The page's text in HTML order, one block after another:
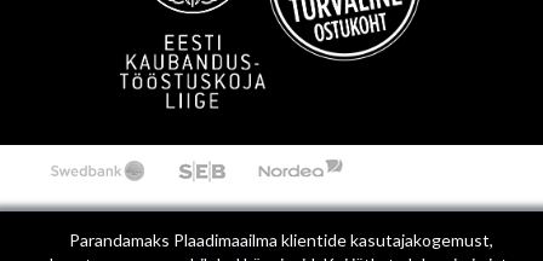
Parandamaks Plaadimaailma klientide kasutajakogemust,